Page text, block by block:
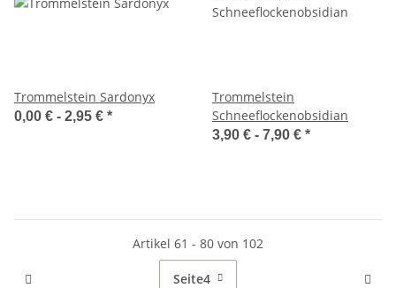
Trommelstein Sardonyx
0,00 € - 2,95 € *
Trommelstein
Schneeflockenobsidian
3,90 € - 7,90 € *
Artikel 61 - 80 von 102
Seite4